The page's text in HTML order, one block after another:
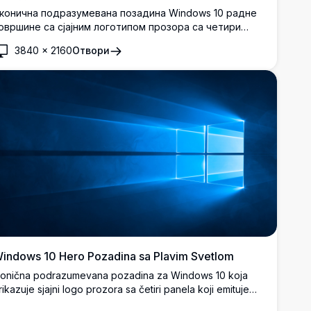
подразумевана позадина Windows 10 радне
са сјајним логотипом прозора са четири
за враћање класичног изгледа Windows 10 у
4K резолуцији.
3840 × 2160Отвори
10 Hero Pozadina sa Plavim Svetlom
podrazumevana pozadina za Windows 10 koja
sjajni logo prozora sa četiri panela koji emituje